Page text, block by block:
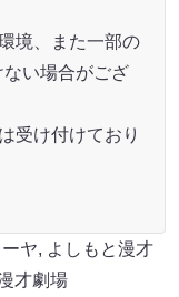
境、また一部の
い場合がござ
受け付けており
ヤ, よしもと漫才
才劇場